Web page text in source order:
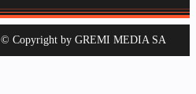
© Copyright by GREMI MEDIA SA